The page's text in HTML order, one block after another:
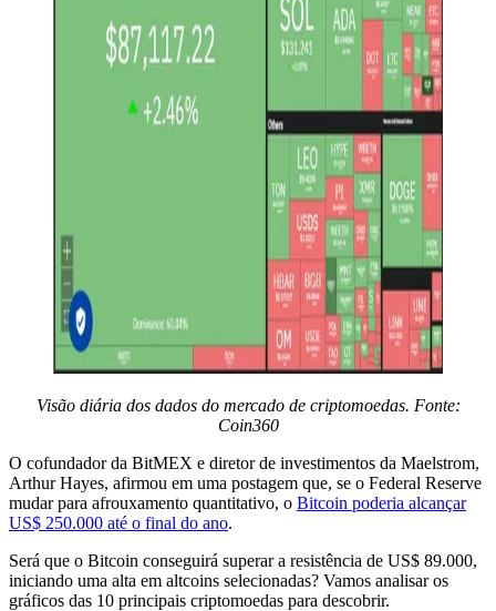
Visão diária dos dados do mercado de criptomoedas. Fonte:
Coin360
O cofundador da BitMEX e diretor de investimentos da Maelstrom,
Arthur Hayes, afirmou em uma postagem que, se o Federal Reserve
mudar para afrouxamento quantitativo, o Bitcoin poderia alcançar
US$ 250.000 até o final do ano.
Será que o Bitcoin conseguirá superar a resistência de US$ 89.000,
iniciando uma alta em altcoins selecionadas? Vamos analisar os
gráficos das 10 principais criptomoedas para descobrir.